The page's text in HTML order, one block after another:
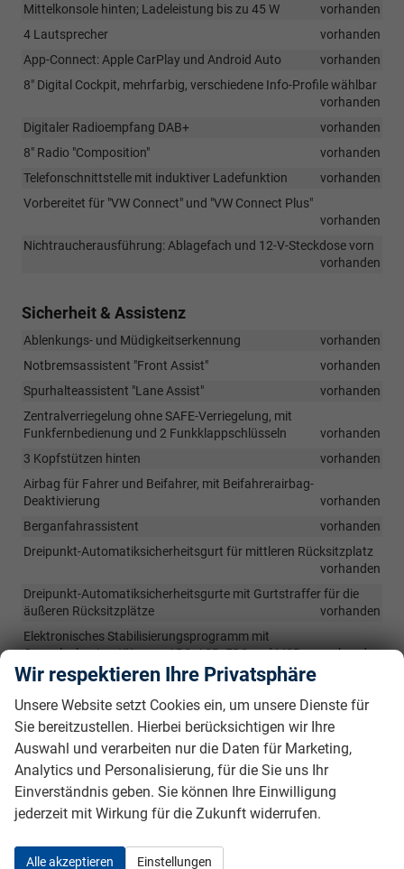
Mittelkonsole hinten; Ladeleistung bis zu 45 W
vorhanden
4 Lautsprecher
vorhanden
App-Connect: Apple CarPlay und Android Auto
vorhanden
8" Digital Cockpit, mehrfarbig, verschiedene Info-Profile wählbar
vorhanden
Digitaler Radioempfang DAB+
vorhanden
8" Radio "Composition"
vorhanden
Telefonschnittstelle mit induktiver Ladefunktion
vorhanden
Vorbereitet für "VW Connect" und "VW Connect Plus"
vorhanden
Nichtraucherausführung: Ablagefach und 12-V-Steckdose vorn
vorhanden
Sicherheit & Assistenz
Ablenkungs- und Müdigkeitserkennung
vorhanden
Notbremsassistent "Front Assist"
vorhanden
Spurhalteassistent "Lane Assist"
vorhanden
Zentralverriegelung ohne SAFE-Verriegelung, mit
Funkfernbedienung und 2 Funkklappschlüsseln
vorhanden
3 Kopfstützen hinten
vorhanden
Airbag für Fahrer und Beifahrer, mit Beifahrerairbag-
Deaktivierung
vorhanden
Berganfahrassistent
vorhanden
Dreipunkt-Automatiksicherheitsgurt für mittleren Rücksitzplatz
vorhanden
Dreipunkt-Automatiksicherheitsgurte mit Gurtstraffer für die
äußeren Rücksitzplätze
vorhanden
Elektronisches Stabilisierungsprogramm mit
Gegenlenkunterstützung, ABS, ASR, EDS und MSR
vorhanden
Fußgänger- und Radfahrererkennung
ISOFIX-Halteösen für Kindersitze auf den äußeren Rücksitzen
sowie auf dem Beifahrersitz, i-Size-kompatibel
vorhanden
Kopfairbags vorn und hinten, Seitenairbags vorn, Center-Airbag
Notruf-Service, Laufzeit 10 Jahre ab Erstauslieferung,
Voraussetzung: Verfügbarkeit benötigter Mobilfunknetze
Sicherheitsoptimierte Kopfstützen vorn
Wir respektieren Ihre Privatsphäre
Unsere Website setzt Cookies ein, um unsere Dienste für
Sie bereitzustellen. Hierbei berücksichtigen wir Ihre
Auswahl und verarbeiten nur die Daten für Marketing,
Analytics und Personalisierung, für die Sie uns Ihr
Einverständnis geben. Sie können Ihre Einwilligung
jederzeit mit Wirkung für die Zukunft widerrufen.
Alle akzeptieren Einstellungen